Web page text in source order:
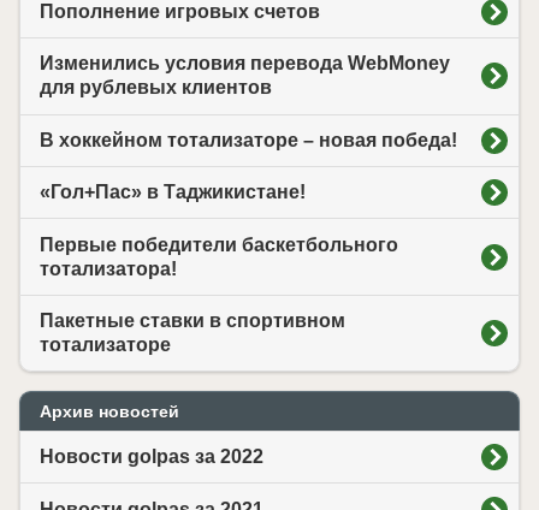
Пополнение игровых счетов
Изменились условия перевода WebMoney
для рублевых клиентов
В хоккейном тотализаторе – новая победа!
«Гол+Пас» в Таджикистане!
Первые победители баскетбольного
тотализатора!
Пакетные ставки в спортивном
тотализаторе
Архив новостей
Новости golpas за 2022